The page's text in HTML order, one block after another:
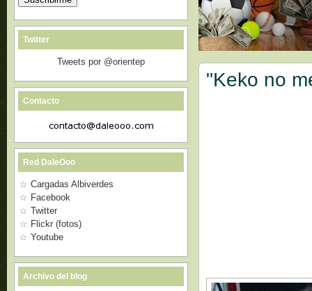
"Keko no
Twitter
Tweets por @orientep
Contacto
Red DaleOoo
Cargadas Albiverdes
Facebook
Twitter
Flickr (fotos)
Youtube
Archivo del blog